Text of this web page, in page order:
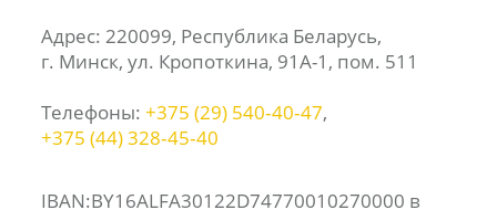
Адрес: 220099, Республика Беларусь,
г. Минск, ул. Кропоткина, 91А-1, пом. 511
Телефоны: +375 (29) 540‑40‑47,
+375 (44) 328‑45‑40
IBAN:BY16ALFA30122D74770010270000 в